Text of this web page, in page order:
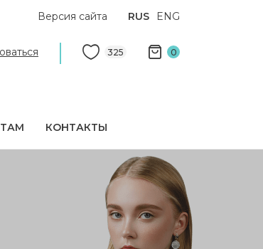
Версия сайта RUS ENG
325 0
КОНТАКТЫ